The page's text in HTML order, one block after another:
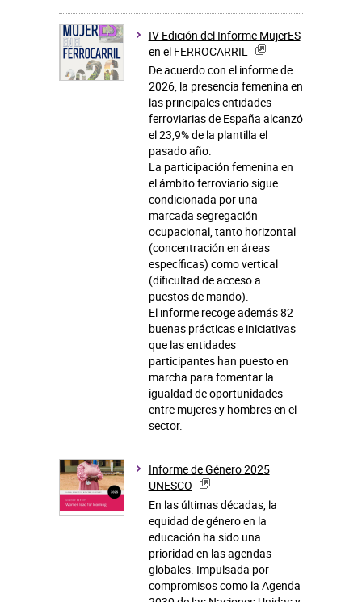
IV Edición del Informe MujerES
en el FERROCARRIL
De acuerdo con el informe de
2026, la presencia femenina en
las principales entidades
ferroviarias de España alcanzó
el 23,9% de la plantilla el
pasado año.
La participación femenina en
el ámbito ferroviario sigue
condicionada por una
marcada segregación
ocupacional, tanto horizontal
(concentración en áreas
específicas) como vertical
(dificultad de acceso a
puestos de mando).
El informe recoge además 82
buenas prácticas e iniciativas
que las entidades
participantes han puesto en
marcha para fomentar la
igualdad de oportunidades
entre mujeres y hombres en el
sector.
Informe de Género 2025
UNESCO
En las últimas décadas, la
equidad de género en la
educación ha sido una
prioridad en las agendas
globales. Impulsada por
compromisos como la Agenda